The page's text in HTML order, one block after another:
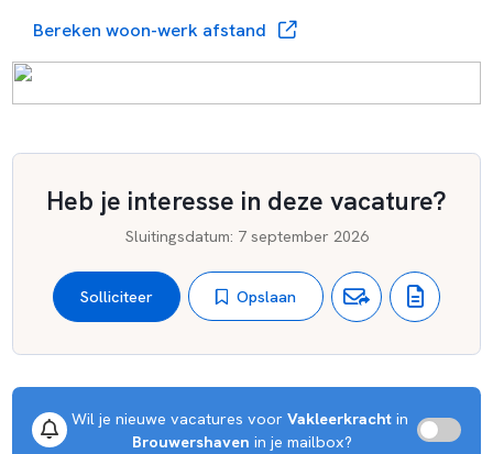
Bereken woon-werk afstand
Heb je interesse in deze vacature?
Sluitingsdatum: 7 september 2026
Solliciteer Opslaan
Wil je nieuwe vacatures voor Vakleerkracht in
Brouwershaven in je mailbox?